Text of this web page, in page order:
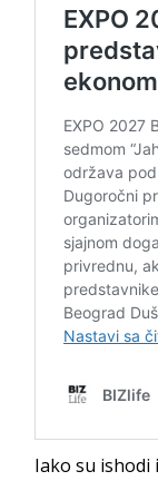
Iako su ishodi